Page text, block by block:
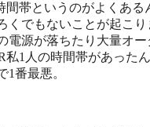
間帯というのがよくある
くでもないことが起こり
電源が落ちたり大量オ
私1人の時間帯があった
1番最悪。